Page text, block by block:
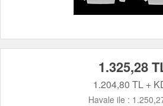
1.325,28
1.204,80 TL +
Havale ile :